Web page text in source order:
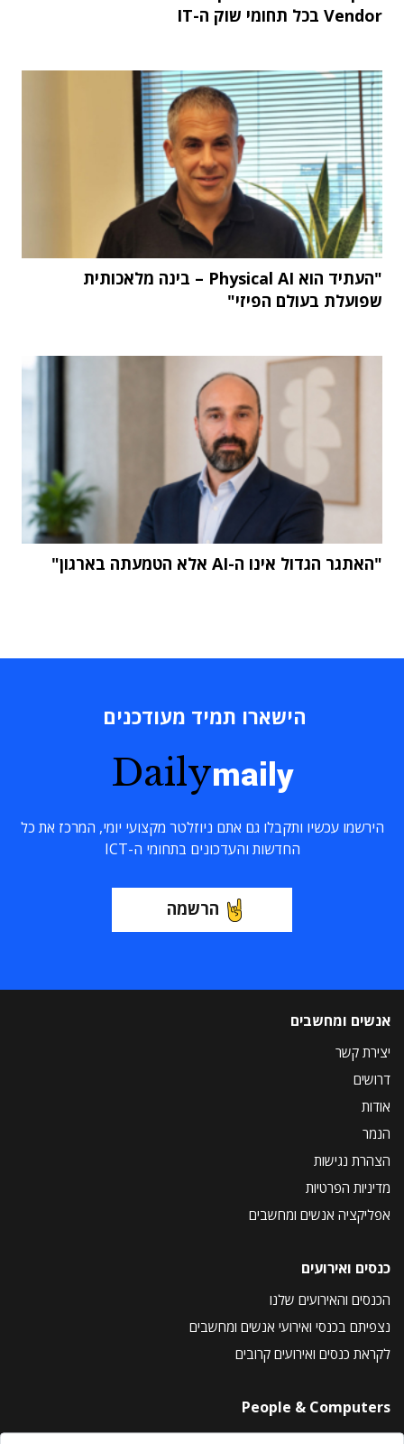
Vendor בכל תחומי שוק ה-IT
"העתיד הוא Physical AI – בינה מלאכותית
שפועלת בעולם הפיזי"
"האתגר הגדול אינו ה-AI אלא הטמעתה בארגון"
הישארו תמיד מעודכנים
Dailymaily
הירשמו עכשיו ותקבלו גם אתם ניוזלטר מקצועי יומי, המרכז את כל
החדשות והעדכונים בתחומי ה-ICT
הרשמה
אנשים ומחשבים
יצירת קשר
דרושים
אודות
הנמר
הצהרת נגישות
מדיניות הפרטיות
אפליקציה אנשים ומחשבים
כנסים ואירועים
הכנסים והאירועים שלנו
נצפיתם בכנסי ואירועי אנשים ומחשבים
לקראת כנסים ואירועים קרובים
People & Computers
About Us